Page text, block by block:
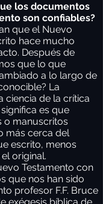
los documentos
son confiables?
que el Nuevo
hace mucho
Después de
que lo que
a lo largo de
La
ciencia de la crítica
es que
o manuscritos
más cerca del
escrito, menos
original.
Testamento con
que nos han sido
profesor F.F. Bruce